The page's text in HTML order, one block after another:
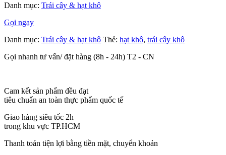
Danh mục: Trái cây & hạt khô
Gọi ngay
Danh mục: Trái cây & hạt khô Thẻ: hạt khô, trái cây khô
Gọi nhanh tư vấn/ đặt hàng (8h - 24h) T2 - CN
Cam kết sản phẩm đều đạt
tiêu chuẩn an toàn thực phẩm quốc tế
Giao hàng siêu tốc 2h
trong khu vực TP.HCM
Thanh toán tiện lợi bằng tiền mặt, chuyển khoản